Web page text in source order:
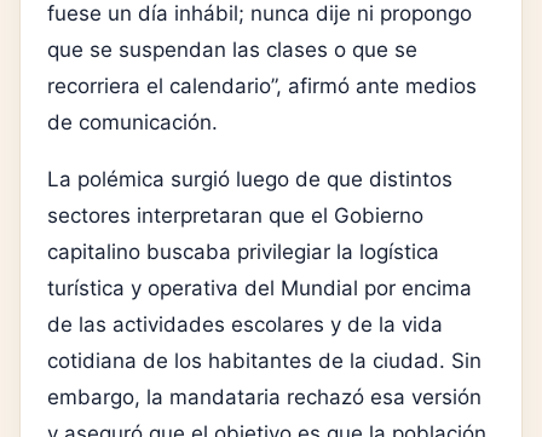
fuese un día inhábil; nunca dije ni propongo
que se suspendan las clases o que se
recorriera el calendario”, afirmó ante medios
de comunicación.
La polémica surgió luego de que distintos
sectores interpretaran que el Gobierno
capitalino buscaba privilegiar la logística
turística y operativa del Mundial por encima
de las actividades escolares y de la vida
cotidiana de los habitantes de la ciudad. Sin
embargo, la mandataria rechazó esa versión